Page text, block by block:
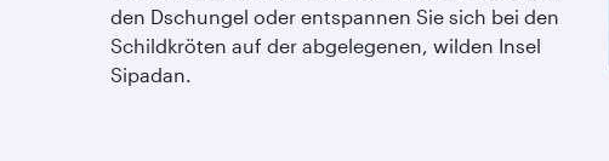
den Dschungel oder entspannen Sie sich bei den
Schildkröten auf der abgelegenen, wilden Insel
Sipadan.